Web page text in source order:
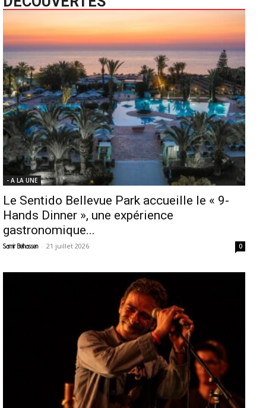
- A LA UNE
Le Sentido Bellevue Park accueille le « 9-
Hands Dinner », une expérience
gastronomique...
Samir Belhassen - 21 juillet 2026 0